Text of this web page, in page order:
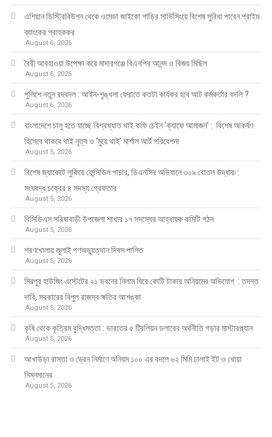
এশিয়ান ডিস্ট্রিবিউশন থেকে ওমেডা জাইকো গাড়ির সার্ভিসিংয়ে বিশেষ সুবিধা পাবেন প্রাইম
ব্যাংকের গ্রাহককর
August 6, 2026
বৈরী আবহাওয়া উপেক্ষা করে মাদারগঞ্জে বিএনপির আনন্দ ও বিজয় মিছিল
August 6, 2026
পুলিশে নতুন রদবদল : আইন-শৃঙ্খলা ফেরাতে কতটা কার্যকর হবে আট কর্মকর্তার বদলি ?
August 6, 2026
​​বাংলাদেশে চালু হতে যাচ্ছে বিশ্বখ্যাত থাই কফি চেইন ‘ক্যাফে আমাজন’ : বিশেষ আকর্ষণ
হিসেবে থাকবে থাই নৃত্য ও ‘মুয়ে থাই’ মার্শাল আর্ট পরিবেশনা
August 5, 2026
বিশেষ জ্যাকেটে লুকিয়ে ফেন্সিডিল পাচার, ডিএনসির অভিযানে ৩০৯ বোতল উদ্ধার৷ :
সংঘবদ্ধ চক্রের ৪ সদস্য গ্রেফতার
August 5, 2026
বিসিডিএস সরিষাবাড়ী উপজেলা শাখার ১৭ সদস্যের আহ্বায়ক কমিটি গঠন
August 5, 2026
শরণখোলায় জুলাই গণঅভ্যুত্থান দিবস পালিত
August 5, 2026
মিরপুর হাউজিং এস্টেটের ২১ ভবনের নিলাম ঘিরে কোটি টাকার অনিয়মের অভিযোগ : তদন্ত
দাবি, সরকারের বিপুল রাজস্ব ক্ষতির আশঙ্কা
August 5, 2026
কৃষি থেকে কৃত্রিম বুদ্ধিমত্তা : ভারতের ৫ ট্রিলিয়ন ডলারের অর্থনীতি গড়ার মাস্টারপ্ল্যান
August 5, 2026
আখাউড়া রাস্তা ও ড্রেন নির্মাণে অনিয়ম ১০০ এর বদলে ৬২ মিমি ঢালাই ইট ও খোয়া
নিম্নমানের
August 5, 2026